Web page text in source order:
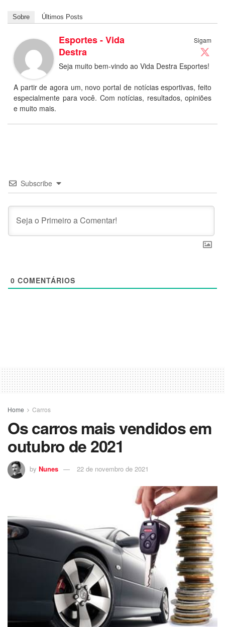
Sobre Últimos Posts
Sigam
Esportes - Vida
Destra
Seja muito bem-vindo ao Vida Destra Esportes!
A partir de agora um, novo portal de notícias esportivas, feito
especialmente para você. Com notícias, resultados, opiniões
e muito mais.
Subscribe
0 COMENTÁRIOS
Home Carros
Os carros mais vendidos em
outubro de 2021
by Nunes 22 de novembro de 2021